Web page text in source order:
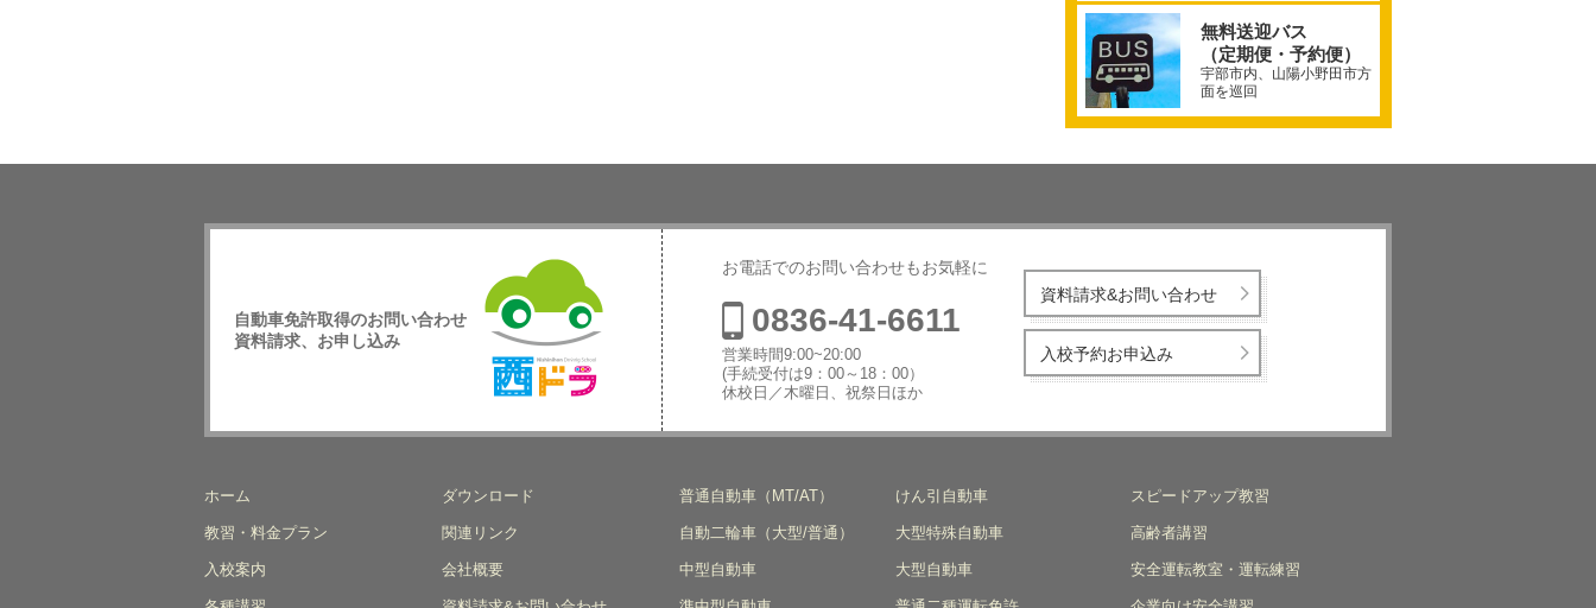
無料送迎バス
（定期便・予約便）
宇部市内、山陽小野田市方
面を巡回
自動車免許取得のお問い合わせ
資料請求、お申し込み
校
お電話でのお問い合わせもお気軽に
0836-41-6611
営業時間9:00~20:00
(手続受付は9：00～18：00）
休校日／木曜日、祝祭日ほか
資料請求&お問い合わせ
入校予約お申込み
ホーム
教習・料金プラン
入校案内
ダウンロード
関連リンク
会社概要
普通自動車（MT/AT）
自動二輪車（大型/普通）
中型自動車
けん引自動車
大型特殊自動車
大型自動車
スピードアップ教習
高齢者講習
安全運転教室・運転練習